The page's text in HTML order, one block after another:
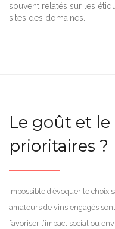
souvent relatés sur les
sites des domaines.
Le goût et
prioritaires ?
Impossible d’évoquer le choix
amateurs de vins engagés
favoriser l’impact social ou